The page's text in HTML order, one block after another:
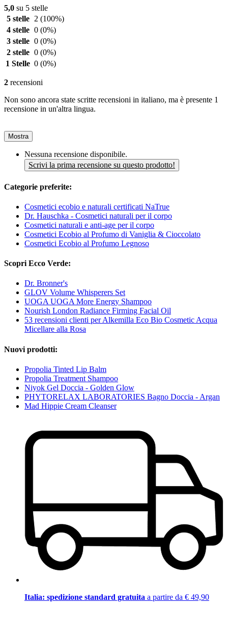
5,0 su 5 stelle
5 stelle
2 (100%)
4 stelle 0 (0%)
3 stelle 0 (0%)
2 stelle 0 (0%)
1 Stelle 0 (0%)
2 recensioni
Non sono ancora state scritte recensioni in italiano, ma è presente 1
recensione in un'altra lingua.
Mostra
Nessuna recensione disponibile.
Scrivi la prima recensione su questo prodotto!
Categorie preferite:
Cosmetici ecobio e naturali certificati NaTrue
Dr. Hauschka - Cosmetici naturali per il corpo
Cosmetici naturali e anti-age per il corpo
Cosmetici Ecobio al Profumo di Vaniglia & Cioccolato
Cosmetici Ecobio al Profumo Legnoso
Scopri Ecco Verde:
Dr. Bronner's
GLOV Volume Whisperers Set
UOGA UOGA More Energy Shampoo
Nourish London Radiance Firming Facial Oil
53 recensioni clienti per Alkemilla Eco Bio Cosmetic Acqua
Micellare alla Rosa
Nuovi prodotti:
Propolia Tinted Lip Balm
Propolia Treatment Shampoo
Niyok Gel Doccia - Golden Glow
PHYTORELAX LABORATORIES Bagno Doccia - Argan
Mad Hippie Cream Cleanser
Italia: spedizione standard gratuita a partire da € 49,90